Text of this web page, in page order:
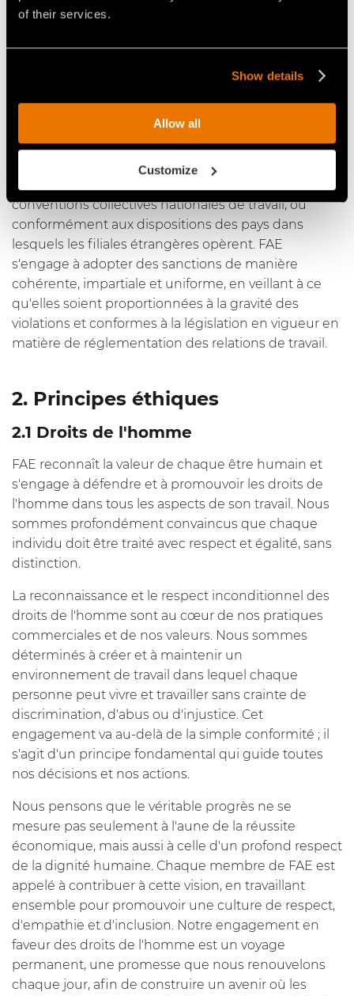
of their services.
Show details
Allow all
Customize
contraire aux règles établies dans le Code d'éthique
diligence, assumant ainsi toutes les responsabilités
prévues par les conventions collectives nationales et,
Les sanctions pour violation du code seront
appliquées conformément au système disciplinaire
de l'entreprise et aux procédures établies dans les
conventions collectives nationales de travail, ou
conformément aux dispositions des pays dans
lesquels les filiales étrangères opèrent. FAE
s'engage à adopter des sanctions de manière
cohérente, impartiale et uniforme, en veillant à ce
qu'elles soient proportionnées à la gravité des
violations et conformes à la législation en vigueur en
matière de réglementation des relations de travail.
2. Principes éthiques
2.1 Droits de l'homme
FAE reconnaît la valeur de chaque être humain et
s'engage à défendre et à promouvoir les droits de
l'homme dans tous les aspects de son travail. Nous
sommes profondément convaincus que chaque
individu doit être traité avec respect et égalité, sans
distinction.
La reconnaissance et le respect inconditionnel des
droits de l'homme sont au cœur de nos pratiques
commerciales et de nos valeurs. Nous sommes
déterminés à créer et à maintenir un
environnement de travail dans lequel chaque
personne peut vivre et travailler sans crainte de
discrimination, d'abus ou d'injustice. Cet
engagement va au-delà de la simple conformité ; il
s'agit d'un principe fondamental qui guide toutes
nos décisions et nos actions.
Nous pensons que le véritable progrès ne se
mesure pas seulement à l'aune de la réussite
économique, mais aussi à celle d'un profond respect
de la dignité humaine. Chaque membre de FAE est
appelé à contribuer à cette vision, en travaillant
ensemble pour promouvoir une culture de respect,
d'empathie et d'inclusion. Notre engagement en
faveur des droits de l'homme est un voyage
permanent, une promesse que nous renouvelons
chaque jour, afin de construire un avenir où les